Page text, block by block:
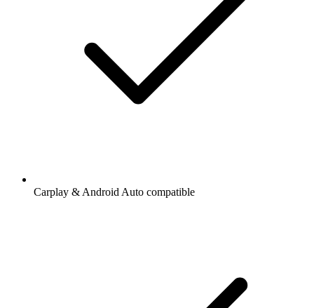
Carplay & Android Auto compatible